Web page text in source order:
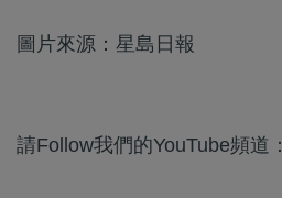
圖片來源：星島日報
請Follow我們的YouTube頻道：